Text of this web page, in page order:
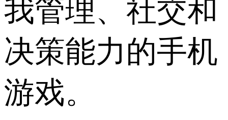
我管理、社交和
决策能力的手机
游戏。